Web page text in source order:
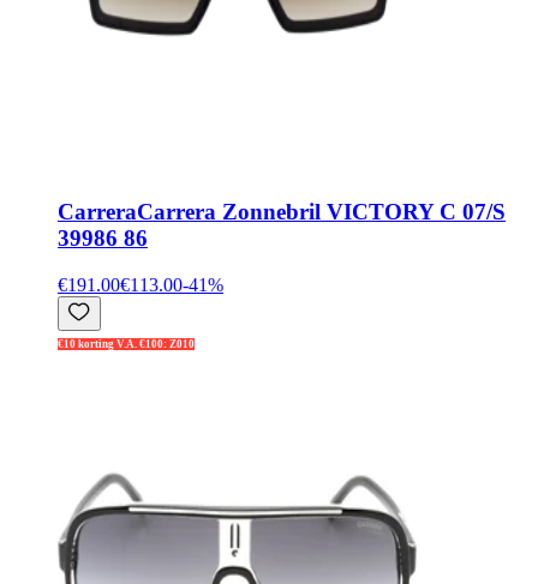
CarreraCarrera Zonnebril VICTORY C 07/S
39986 86
€191.00€113.00-41%
€10 korting V.A. €100: Z010